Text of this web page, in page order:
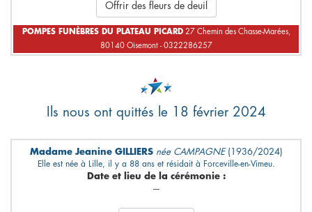
Offrir des fleurs de deuil
POMPES FUNÈBRES DU PLATEAU PICARD27 Chemin des Chasse-Marées,
80140 Oisemont - 0322286257
Ils nous ont quittés le 18 février 2024
Madame Jeanine GILLIERS née CAMPAGNE (1936/2024)
Elle est née à Lille, il y a 88 ans et résidait à Forceville-en-Vimeu.
Date et lieu de la cérémonie :
---